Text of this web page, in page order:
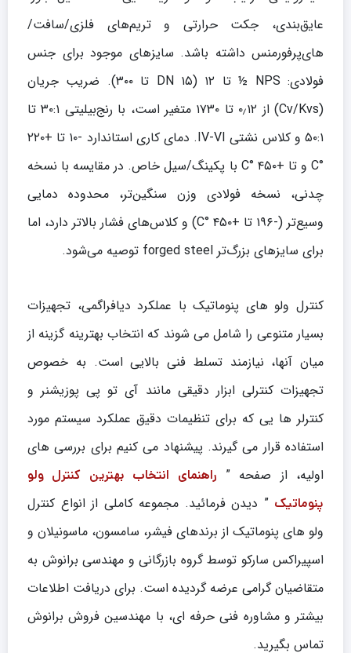
عایق‌بندی، جکت حرارتی و تریم‌های فلزی/سافت/
های‌پرفورمنس داشته باشد. سایزهای موجود برای جنس
فولادی: NPS ½ تا ۱۲ (DN ۱۵ تا ۳۰۰). ضریب جریان
(Cv/Kvs) از ۰٫۱۲ تا ۱۷۳۰ متغیر است، با رنج‌بیلیتی ۳۰:۱ تا
۵۰:۱ و کلاس نشتی IV-VI. دمای کاری استاندارد -۱۰ تا +۲۲۰
°C و تا +۴۵۰ °C با پکینگ/سیل خاص. در مقایسه با نسخه
چدنی، نسخه فولادی وزن سنگین‌تر، محدوده دمایی
وسیع‌تر (-۱۹۶ تا +۴۵۰ °C) و کلاس‌های فشار بالاتر دارد، اما
برای سایزهای بزرگ‌تر forged steel توصیه می‌شود.
کنترل ولو های پنوماتیک با عملکرد دیافراگمی، تجهیزات
بسیار متنوعی را شامل می شوند که انتخاب بهترینه گزینه از
میان آنها، نیازمند تسلط فنی بالایی است. به خصوص
تجهیزات کنترلی ابزار دقیقی مانند آی تو پی پوزیشنر و
کنترلر ها یی که برای تنظیمات دقیق عملکرد سیستم مورد
استفاده قرار می گیرند. پیشنهاد می کنیم برای بررسی های
اولیه، از صفحه ” راهنمای انتخاب بهترین کنترل ولو
پنوماتیک ” دیدن فرمائید. مجموعه کاملی از انواع کنترل
ولو های پنوماتیک از برندهای فیشر، سامسون، ماسونیلان و
اسپیراکس سارکو توسط گروه بازرگانی و مهندسی برانوش به
متقاضیان گرامی عرضه گردیده است. برای دریافت اطلاعات
بیشتر و مشاوره فنی حرفه ای، با مهندسین فروش برانوش
تماس بگیرید.